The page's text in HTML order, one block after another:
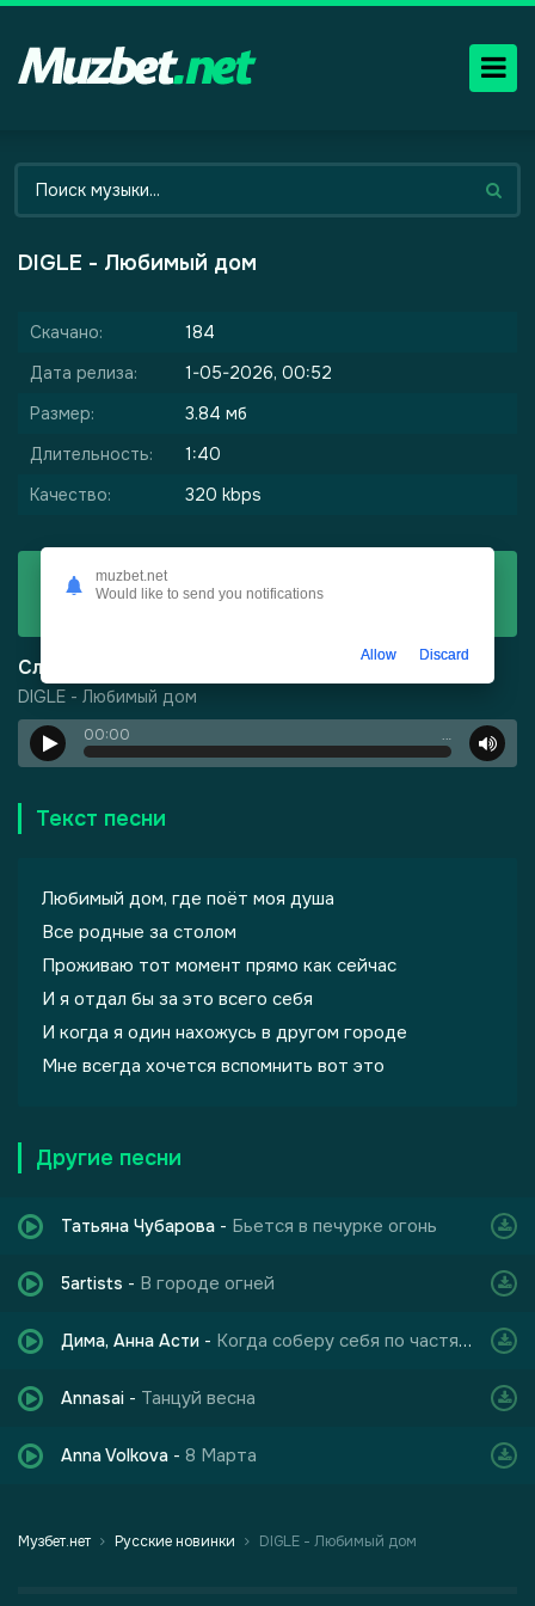
DIGLE - Любимый дом
Скачано:
184
Дата релиза:
1-05-2026, 00:52
Размер:
3.84 мб
Длительность:
1:40
Качество:
320 kbps
Скачать
Слушать
DIGLE - Любимый дом
00:00 …
Текст песни
Любимый дом, где поёт моя душа
Все родные за столом
Проживаю тот момент прямо как сейчас
И я отдал бы за это всего себя
И когда я один нахожусь в другом городе
Мне всегда хочется вспомнить вот это
Другие песни
Татьяна Чубарова - Бьется в печурке огонь
5artists - В городе огней
Дима, Анна Асти - Когда соберу себя по частям и мои глаза опять заблестят
Annasai - Танцуй весна
Anna Volkova - 8 Марта
Музбет.нет Русские новинки DIGLE - Любимый дом
Город Грехов
muzbet.net
Would like to send you notifications
Allow Discard